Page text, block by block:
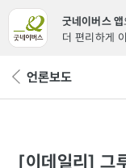
굿네이버스 앱
더 편리하게
뒤 언론보도
[이데일리] 그